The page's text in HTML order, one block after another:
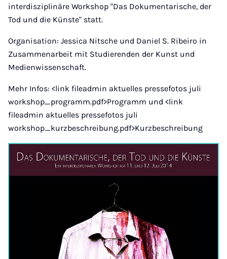
interdisziplinäre Workshop "Das Dokumentarische, der
Tod und die Künste" statt.
Organisation: Jessica Nitsche und Daniel S. Ribeiro in
Zusammenarbeit mit Studierenden der Kunst und
Medienwissenschaft.
Mehr Infos: <link fileadmin aktuelles pressefotos juli
workshop_programm.pdf>Programm und <link
fileadmin aktuelles pressefotos juli
workshop_kurzbeschreibung.pdf>Kurzbeschreibung